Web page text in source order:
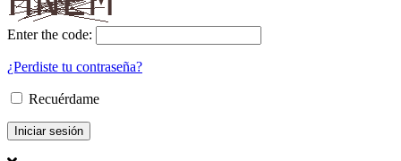
Enter the code:
¿Perdiste tu contraseña?
Recuérdame